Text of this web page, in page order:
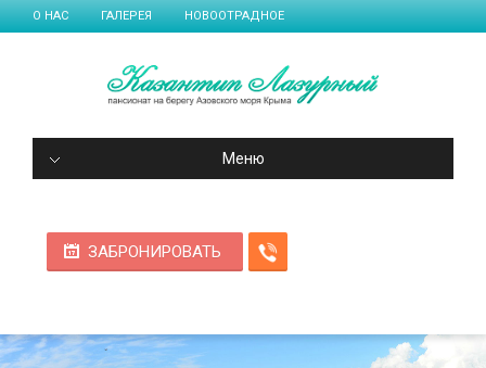
О НАС ГАЛЕРЕЯ НОВООТРАДНОЕ
Меню
ЗАБРОНИРОВАТЬ